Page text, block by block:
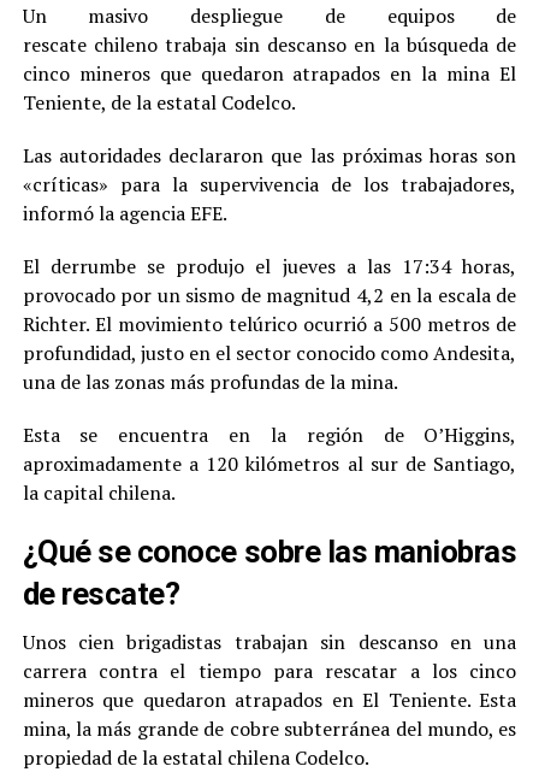
Un masivo despliegue de equipos de
rescate chileno trabaja sin descanso en la búsqueda de
cinco mineros que quedaron atrapados en la mina El
Teniente, de la estatal Codelco.
Las autoridades declararon que las próximas horas son
«críticas» para la supervivencia de los trabajadores,
informó la agencia EFE.
El derrumbe se produjo el jueves a las 17:34 horas,
provocado por un sismo de magnitud 4,2 en la escala de
Richter. El movimiento telúrico ocurrió a 500 metros de
profundidad, justo en el sector conocido como Andesita,
una de las zonas más profundas de la mina.
Esta se encuentra en la región de O’Higgins,
aproximadamente a 120 kilómetros al sur de Santiago,
la capital chilena.
¿Qué se conoce sobre las maniobras
de rescate?
Unos cien brigadistas trabajan sin descanso en una
carrera contra el tiempo para rescatar a los cinco
mineros que quedaron atrapados en El Teniente. Esta
mina, la más grande de cobre subterránea del mundo, es
propiedad de la estatal chilena Codelco.